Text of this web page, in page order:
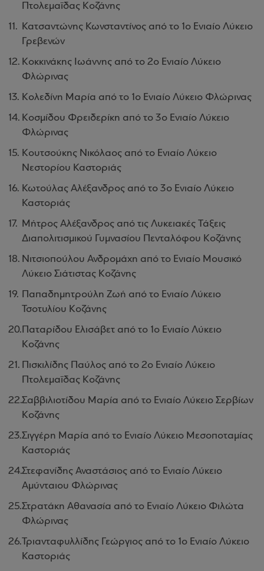
Πτολεμαΐδας Κοζάνης
Κατσαντώνης Κωνσταντίνος από το 1ο Ενιαίο Λύκειο
Γρεβενών
Κοκκινάκης Ιωάννης από το 2ο Ενιαίο Λύκειο
Φλώρινας
Κολεδίνη Μαρία από το 1ο Ενιαίο Λύκειο Φλώρινας
Κοσμίδου Φρειδερίκη από το 3ο Ενιαίο Λύκειο
Φλώρινας
Κουτσούκης Νικόλαος από το Ενιαίο Λύκειο
Νεστορίου Καστοριάς
Κωτούλας Αλέξανδρος από το 3ο Ενιαίο Λύκειο
Καστοριάς
Μήτρος Αλέξανδρος από τις Λυκειακές Τάξεις
Διαπολιτισμικού Γυμνασίου Πενταλόφου Κοζάνης
Νιτσιοπούλου Ανδρομάχη από το Ενιαίο Μουσικό
Λύκειο Σιάτιστας Κοζάνης
Παπαδημητρούλη Ζωή από το Ενιαίο Λύκειο
Τσοτυλίου Κοζάνης
Παταρίδου Ελισάβετ από το 1ο Ενιαίο Λύκειο
Κοζάνης
Πισκιλίδης Παύλος από το 2ο Ενιαίο Λύκειο
Πτολεμαΐδας Κοζάνης
Σαββιλιοτίδου Μαρία από το Ενιαίο Λύκειο Σερβίων
Κοζάνης
Σιγγέρη Μαρία από το Ενιαίο Λύκειο Μεσοποταμίας
Καστοριάς
Στεφανίδης Αναστάσιος από το Ενιαίο Λύκειο
Αμύνταιου Φλώρινας
Στρατάκη Αθανασία από το Ενιαίο Λύκειο Φιλώτα
Φλώρινας
Τριανταφυλλίδης Γεώργιος από το 1ο Ενιαίο Λύκειο
Καστοριάς